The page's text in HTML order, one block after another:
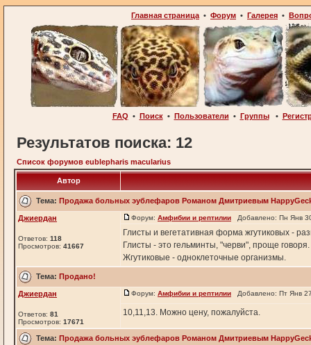
Главная страница • Форум • Галерея •
FAQ • Поиск• Пользователи • Группы•
Результатов поиска: 12
Список форумов eublepharis macularius
Автор
Тема: Продажа больных эублефаров Романом Дмитриевым
Джиердан
Ответов: 118
Просмотров: 41667
Форум: Амфибии и рептилии Добавлено: Пн Янв
Глисты и вегетативная форма жгутиковых -
Глисты - это гельминты, "черви", проще
Жгутиковые - одноклеточные организмы.
Тема: Продано!
Джиердан
Ответов: 81
Просмотров: 17671
Форум: Амфибии и рептилии Добавлено: Пт Янв
10,11,13. Можно цену, пожалуйста.
Тема: Продажа больных эублефаров Романом Дмитриевым